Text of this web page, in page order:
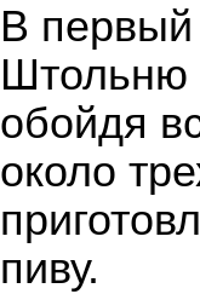
В
обойдя
около
пиву.